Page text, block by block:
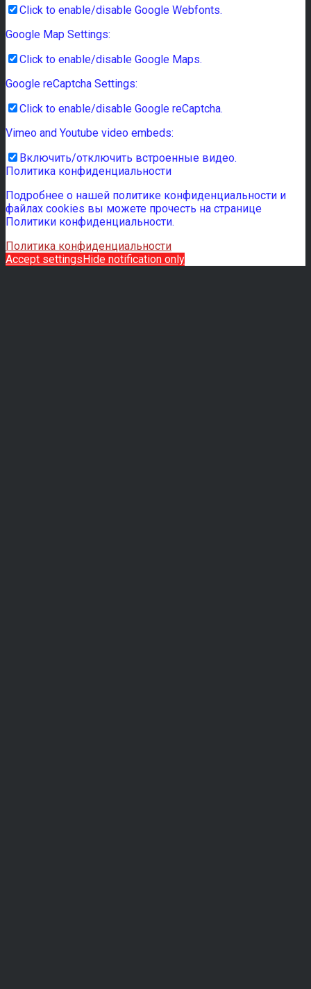
Click to enable/disable Google Webfonts.
Google Map Settings:
Click to enable/disable Google Maps.
Google reCaptcha Settings:
Click to enable/disable Google reCaptcha.
Vimeo and Youtube video embeds:
Включить/отключить встроенные видео.
Политика конфиденциальности
Подробнее о нашей политике конфиденциальности и
файлах cookies вы можете прочесть на странице
Политики конфиденциальности.
Политика конфиденциальности
Accept settingsHide notification only